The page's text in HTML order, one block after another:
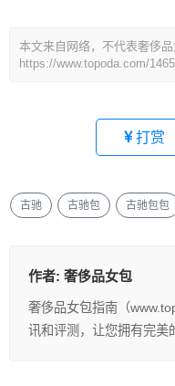
本文来自网络，不代表奢侈
https://www.topoda.com/1465
打赏
古驰 古驰包 古驰包包
作者: 奢侈品女包
奢侈品女包指南（
讯和评测，让您拥有完美